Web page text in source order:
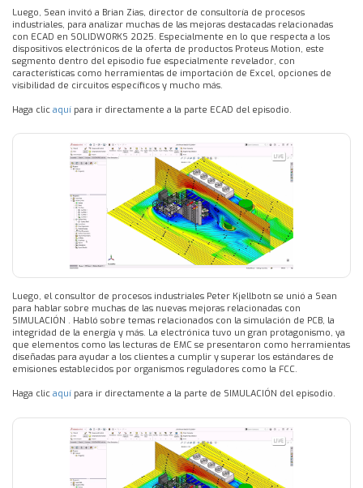
Luego, Sean invitó a Brian Zias, director de consultoría de procesos
industriales, para analizar muchas de las mejoras destacadas relacionadas
con ECAD en SOLIDWORKS 2025. Especialmente en lo que respecta a los
dispositivos electrónicos de la oferta de productos Proteus Motion, este
segmento dentro del episodio fue especialmente revelador, con
características como herramientas de importación de Excel, opciones de
visibilidad de circuitos específicos y mucho más.
Haga clic aquí para ir directamente a la parte ECAD del episodio.
Luego, el consultor de procesos industriales Peter Kjellbotn se unió a Sean
para hablar sobre muchas de las nuevas mejoras relacionadas con
SIMULACIÓN . Habló sobre temas relacionados con la simulación de PCB, la
integridad de la energía y más. La electrónica tuvo un gran protagonismo, ya
que elementos como las lecturas de EMC se presentaron como herramientas
diseñadas para ayudar a los clientes a cumplir y superar los estándares de
emisiones establecidos por organismos reguladores como la FCC.
Haga clic aquí para ir directamente a la parte de SIMULACIÓN del episodio.